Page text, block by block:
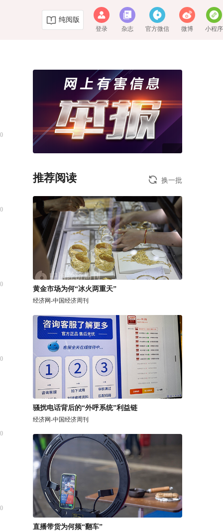
纯阅版
登录 杂志 官方微信 微博 小程序
0
0
0
0
0
0
推荐阅读 换一批
黄金市场为何“冰火两重天”
经济网-中国经济周刊
骚扰电话背后的“外呼系统”利益链
经济网-中国经济周刊
​直播带货为何频“翻车”